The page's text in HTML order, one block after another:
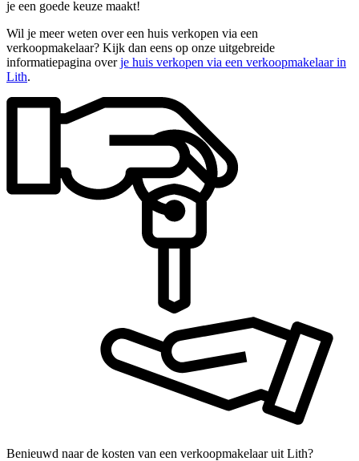
je een goede keuze maakt!
Wil je meer weten over een huis verkopen via een
verkoopmakelaar? Kijk dan eens op onze uitgebreide
informatiepagina overje huis verkopen via een verkoopmakelaar in
Lith.
Benieuwd naar de kosten van een verkoopmakelaar uit Lith?